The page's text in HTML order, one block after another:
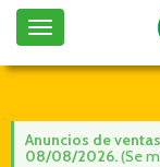
Toggle
navigation
Anuncios de
08/08/2026.(Se